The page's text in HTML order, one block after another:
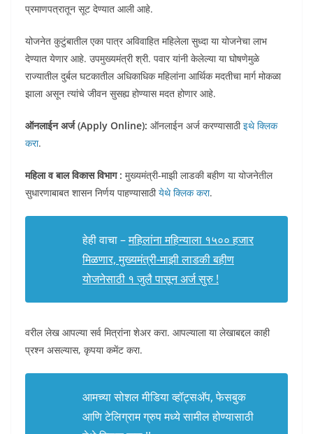
प्रमाणपत्रातून सूट देण्यात आली आहे.
योजनेत कुटुंबातील एका पात्र अविवाहित महिलेला सुध्दा या योजनेचा लाभ
देण्यात येणार आहे. उपमुख्यमंत्री श्री. पवार यांनी केलेल्या या घोषणेमुळे
राज्यातील दुर्बल घटकातील अधिकाधिक महिलांना आर्थिक मदतीचा मार्ग मोकळा
झाला असून त्यांचे जीवन सुसह्य होण्यास मदत होणार आहे.
ऑनलाईन अर्ज (Apply Online): ऑनलाईन अर्ज करण्यासाठीइथे क्लिक
करा.
महिला व बाल विकास विभाग : मुख्यमंत्री-माझी लाडकी बहीण या योजनेतील
सुधारणाबाबत शासन निर्णय पाहण्यासाठीयेथे क्लिक करा.
हेही वाचा –महिलांना महिन्याला १५०० हजार
मिळणार, मुख्यमंत्री-माझी लाडकी बहीण
योजनेसाठी १ जुलै पासून अर्ज सुरु !
वरील लेख आपल्या सर्व मित्रांना शेअर करा. आपल्याला या लेखाबद्दल काही
प्रश्न असल्यास, कृपया कमेंट करा.
आमच्या सोशल मीडिया व्हॉट्सअ‍ॅप, फेसबुक
आणि टेलिग्राम ग्रुप मध्ये सामील होण्यासाठी